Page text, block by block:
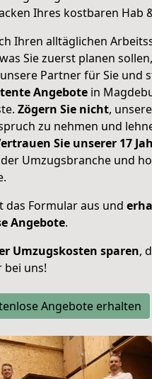
Ihres kostbaren Hab
Ihren alltäglichen
Sie zuerst planen
Partner für Sie und
Angebote in
Zögern Sie nicht, unsere
zu nehmen und
Sie unserer 17
Umzugsbranche und
das Formular aus und
Angebote.
Umzugskosten sparen,
bei uns!
Angebote erhalten